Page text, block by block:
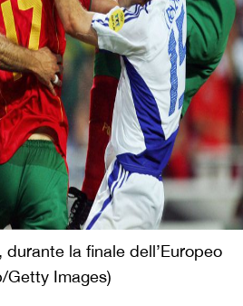
durante la finale dell’Europeo
Getty Images)